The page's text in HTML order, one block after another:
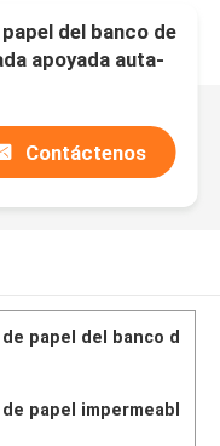
del banco de
apoyada auta-
Contáctenos
papel del banco d
papel impermeabl